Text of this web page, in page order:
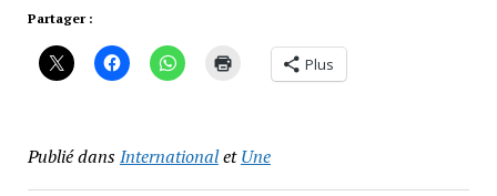
Partager :
Plus
Publié dansInternationaletUne